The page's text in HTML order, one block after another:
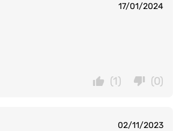
17/01/2024
(0)
(1)
02/11/2023